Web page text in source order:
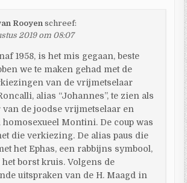
Rooyen schreef:
2019 om 08:07
1958, is het mis gegaan, beste
we te maken gehad met de
van de vrijmetselaar
alias “Johannes”, te zien als
van de joodse vrijmetselaar en
Montini. De coup was
die verkiezing. De alias paus die
het Ephas, een rabbijns symbool,
borst kruis. Volgens de
uitspraken van de H. Maagd in